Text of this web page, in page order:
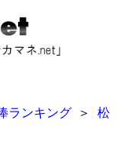
ランキング ＞
松